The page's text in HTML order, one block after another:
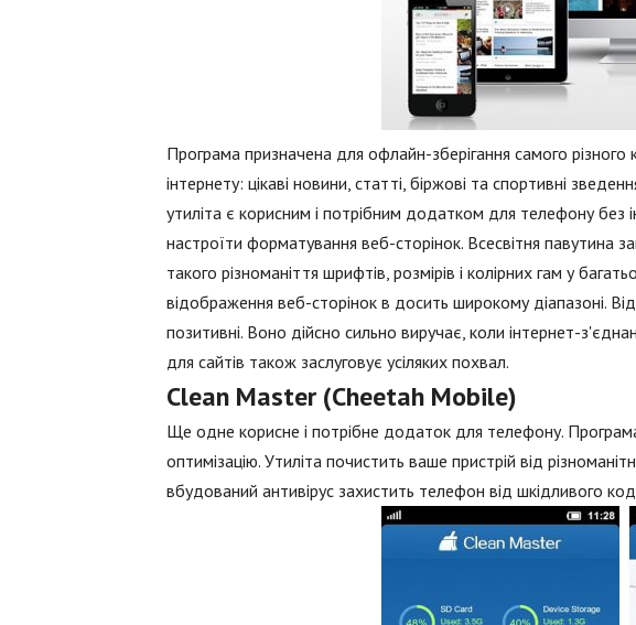
Програма призначена для офлайн-зберігання самого різного
інтернету: цікаві новини, статті, біржові та спортивні
утиліта є корисним і потрібним додатком для телефону без
настроїти форматування веб-сторінок. Всесвітня павутина
такого різноманіття шрифтів, розмірів і колірних гам у
відображення веб-сторінок в досить широкому діапазоні.
позитивні. Воно дійсно сильно виручає, коли інтернет-
для сайтів також заслуговує усіляких похвал.
Clean Master (Cheetah Mobile)
Ще одне корисне і потрібне додаток для телефону.
оптимізацію. Утиліта почистить ваше пристрій від
вбудований антивірус захистить телефон від шкідливого